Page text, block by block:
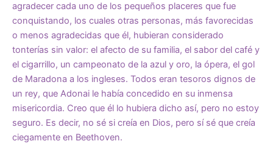
agradecer cada uno de los pequeños placeres que fue
conquistando, los cuales otras personas, más favorecidas
o menos agradecidas que él, hubieran considerado
tonterías sin valor: el afecto de su familia, el sabor del café y
el cigarrillo, un campeonato de la azul y oro, la ópera, el gol
de Maradona a los ingleses. Todos eran tesoros dignos de
un rey, que Adonai le había concedido en su inmensa
misericordia. Creo que él lo hubiera dicho así, pero no estoy
seguro. Es decir, no sé si creía en Dios, pero sí sé que creía
ciegamente en Beethoven.